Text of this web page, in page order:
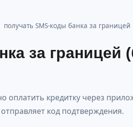
получать SMS-коды банка за границей
за границей
оплатить кредитку через
код подтверждения.